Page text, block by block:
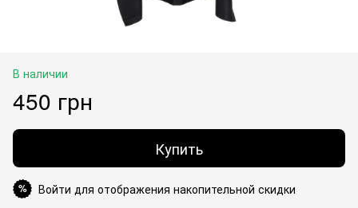
В наличии
450 грн
Купить
% Войти для отображения накопительной скидки